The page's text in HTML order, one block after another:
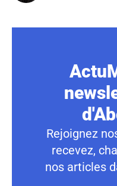
Rejoignez
recevez,
nos articles